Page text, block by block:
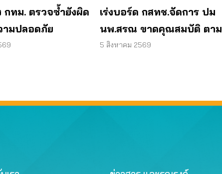
กทม. ตรวจซ้ำยังผิด
ามปลอดภัย
เร่งบอร์ด กสทช.จัดการ ปม
นพ.สรณ ขาดคุณสมบัติ ตาม
มติกรรมการสรรหา
5 สิงหาคม 2569